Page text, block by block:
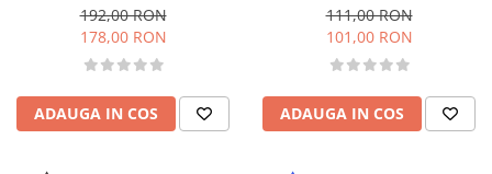
debit 60 l/min
192,00 RON
178,00 RON
ADAUGA IN COS
ulei, debit 60 l/min
111,00 RON
101,00 RON
ADAUGA IN COS